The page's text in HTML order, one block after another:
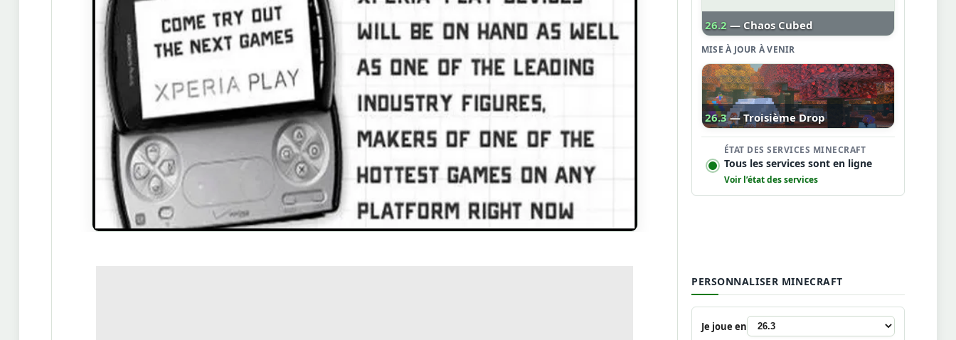
26.2 — Chaos Cubed
MISE À JOUR À VENIR
26.3 — Troisième Drop
ÉTAT DES SERVICES MINECRAFT
Tous les services sont en ligne
Voir l’état des services
PERSONNALISER MINECRAFT
Je joue en